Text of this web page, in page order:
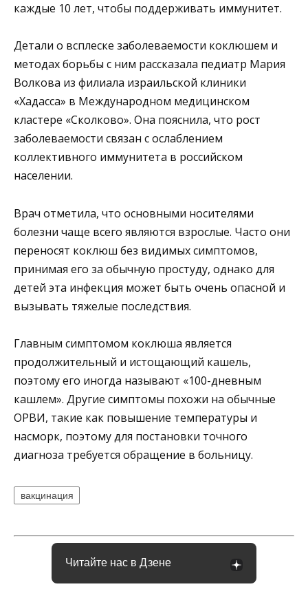
каждые 10 лет, чтобы поддерживать иммунитет.
Детали о всплеске заболеваемости коклюшем и
методах борьбы с ним рассказала педиатр Мария
Волкова из филиала израильской клиники
«Хадасса» в Международном медицинском
кластере «Сколково». Она пояснила, что рост
заболеваемости связан с ослаблением
коллективного иммунитета в российском
населении.
Врач отметила, что основными носителями
болезни чаще всего являются взрослые. Часто они
переносят коклюш без видимых симптомов,
принимая его за обычную простуду, однако для
детей эта инфекция может быть очень опасной и
вызывать тяжелые последствия.
Главным симптомом коклюша является
продолжительный и истощающий кашель,
поэтому его иногда называют «100-дневным
кашлем». Другие симптомы похожи на обычные
ОРВИ, такие как повышение температуры и
насморк, поэтому для постановки точного
диагноза требуется обращение в больницу.
вакцинация
Читайте нас в Дзене